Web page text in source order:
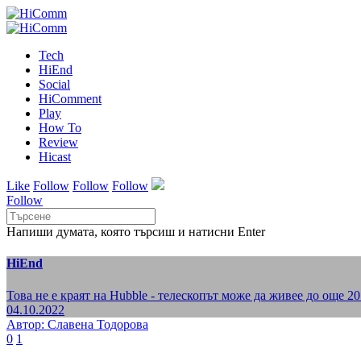
Tech
HiEnd
Social
HiComment
Play
How To
Review
Hicast
Like Follow Follow Follow
Follow
Напиши думата, която търсиш и натисни Enter
HiEnd
Това не е краят на Hubble - телескопът може да живее до още
04.10.2022
Автор: Славена Тодорова
0 1